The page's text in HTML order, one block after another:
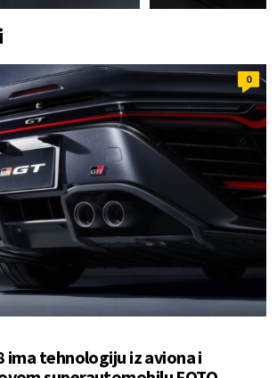
0
ima tehnologiju iz aviona i